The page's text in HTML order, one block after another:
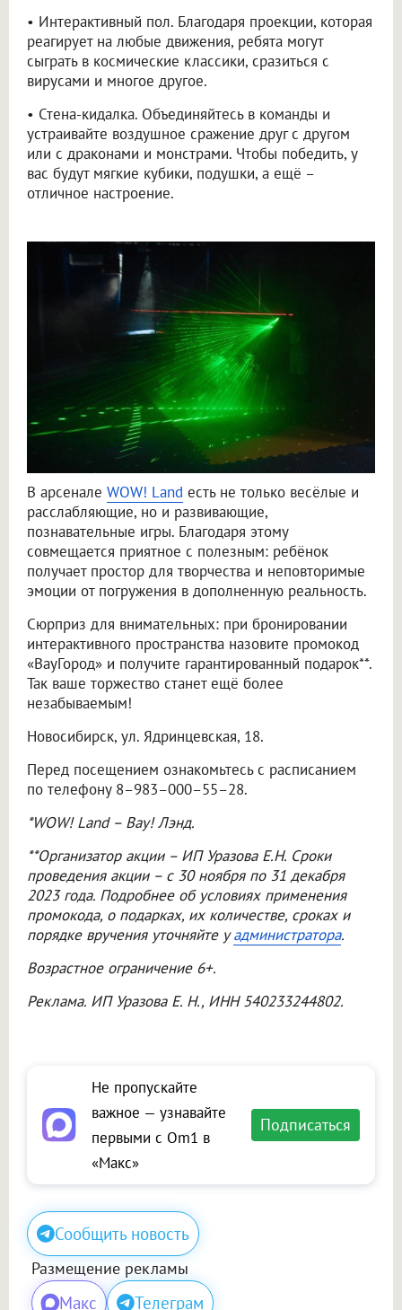
• Интерактивный пол. Благодаря проекции, которая
реагирует на любые движения, ребята могут
сыграть в космические классики, сразиться с
вирусами и многое другое.
• Стена-кидалка. Объединяйтесь в команды и
устраивайте воздушное сражение друг с другом
или с драконами и монстрами. Чтобы победить, у
вас будут мягкие кубики, подушки, а ещё –
отличное настроение.
В арсенале WOW! Land есть не только весёлые и
расслабляющие, но и развивающие,
познавательные игры. Благодаря этому
совмещается приятное с полезным: ребёнок
получает простор для творчества и неповторимые
эмоции от погружения в дополненную реальность.
Сюрприз для внимательных: при бронировании
интерактивного пространства назовите промокод
«ВауГород» и получите гарантированный подарок**.
Так ваше торжество станет ещё более
незабываемым!
Новосибирск, ул. Ядринцевская, 18.
Перед посещением ознакомьтесь с расписанием
по телефону 8–983–000–55–28.
*WOW! Land – Вау! Лэнд.
**Организатор акции – ИП Уразова Е.Н. Сроки
проведения акции – с 30 ноября по 31 декабря
2023 года. Подробнее об условиях применения
промокода, о подарках, их количестве, сроках и
порядке вручения уточняйте уадминистратора.
Возрастное ограничение 6+.
Реклама. ИП Уразова Е. Н., ИНН 540233244802.
Не пропускайте
важное — узнавайте
первыми с Om1 в
«Макс»
Подписаться
Сообщить новость
Размещение рекламы
Макс Телеграм